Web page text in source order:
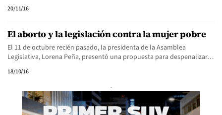
20/11/16
El aborto y la legislación contra la mujer pobre
El 11 de octubre recién pasado, la presidenta de la Asamblea
Legislativa, Lorena Peña, presentó una propuesta para despenalizar…
18/10/16